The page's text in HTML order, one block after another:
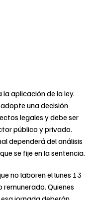
aplicación de la ley.
una decisión
legales y debe ser
público y privado.
dependerá del análisis
se fije en la sentencia.
no laboren el lunes 13
Quienes